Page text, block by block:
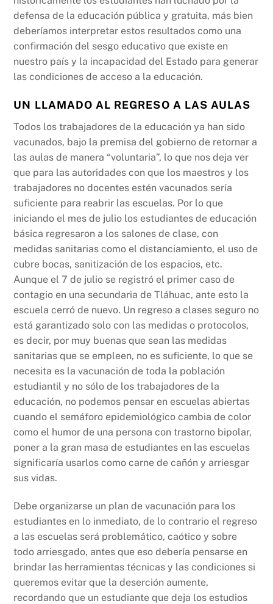
defensa de la educación pública y gratuita, más bien
deberíamos interpretar estos resultados como una
confirmación del sesgo educativo que existe en
nuestro país y la incapacidad del Estado para generar
las condiciones de acceso a la educación.
UN LLAMADO AL REGRESO A LAS AULAS
Todos los trabajadores de la educación ya han sido
vacunados, bajo la premisa del gobierno de retornar a
las aulas de manera “voluntaria”, lo que nos deja ver
que para las autoridades con que los maestros y los
trabajadores no docentes estén vacunados sería
suficiente para reabrir las escuelas. Por lo que
iniciando el mes de julio los estudiantes de educación
básica regresaron a los salones de clase, con
medidas sanitarias como el distanciamiento, el uso de
cubre bocas, sanitización de los espacios, etc.
Aunque el 7 de julio se registró el primer caso de
contagio en una secundaria de Tláhuac, ante esto la
escuela cerró de nuevo. Un regreso a clases seguro no
está garantizado solo con las medidas o protocolos,
es decir, por muy buenas que sean las medidas
sanitarias que se empleen, no es suficiente, lo que se
necesita es la vacunación de toda la población
estudiantil y no sólo de los trabajadores de la
educación, no podemos pensar en escuelas abiertas
cuando el semáforo epidemiológico cambia de color
como el humor de una persona con trastorno bipolar,
poner a la gran masa de estudiantes en las escuelas
significaría usarlos como carne de cañón y arriesgar
sus vidas.
Debe organizarse un plan de vacunación para los
estudiantes en lo inmediato, de lo contrario el regreso
a las escuelas será problemático, caótico y sobre
todo arriesgado, antes que eso debería pensarse en
brindar las herramientas técnicas y las condiciones si
queremos evitar que la deserción aumente,
recordando que un estudiante que deja los estudios